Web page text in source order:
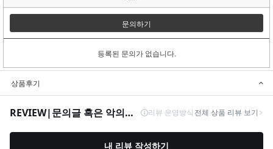
문의하기
등록된 문의가 없습니다.
상품후기